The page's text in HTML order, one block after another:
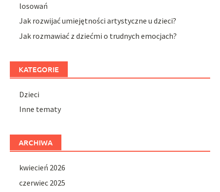
losowań
Jak rozwijać umiejętności artystyczne u dzieci?
Jak rozmawiać z dziećmi o trudnych emocjach?
KATEGORIE
Dzieci
Inne tematy
ARCHIWA
kwiecień 2026
czerwiec 2025